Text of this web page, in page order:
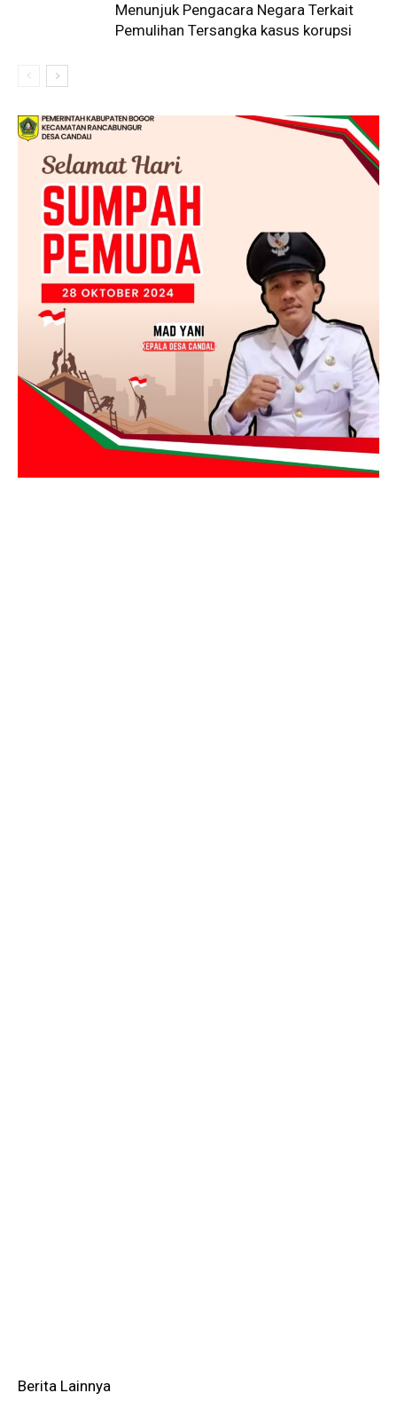
Menunjuk Pengacara Negara Terkait
Pemulihan Tersangka kasus korupsi
Berita Lainnya